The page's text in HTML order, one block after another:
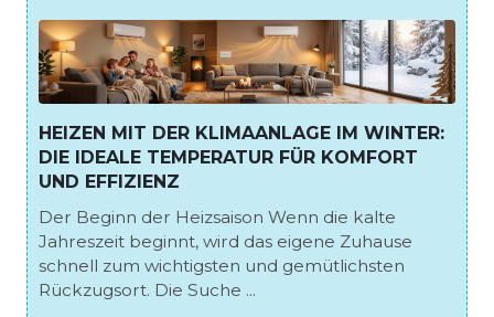
HEIZEN MIT DER KLIMAANLAGE IM WINTER:
DIE IDEALE TEMPERATUR FÜR KOMFORT
UND EFFIZIENZ
Der Beginn der Heizsaison Wenn die kalte
Jahreszeit beginnt, wird das eigene Zuhause
schnell zum wichtigsten und gemütlichsten
Rückzugsort. Die Suche ...